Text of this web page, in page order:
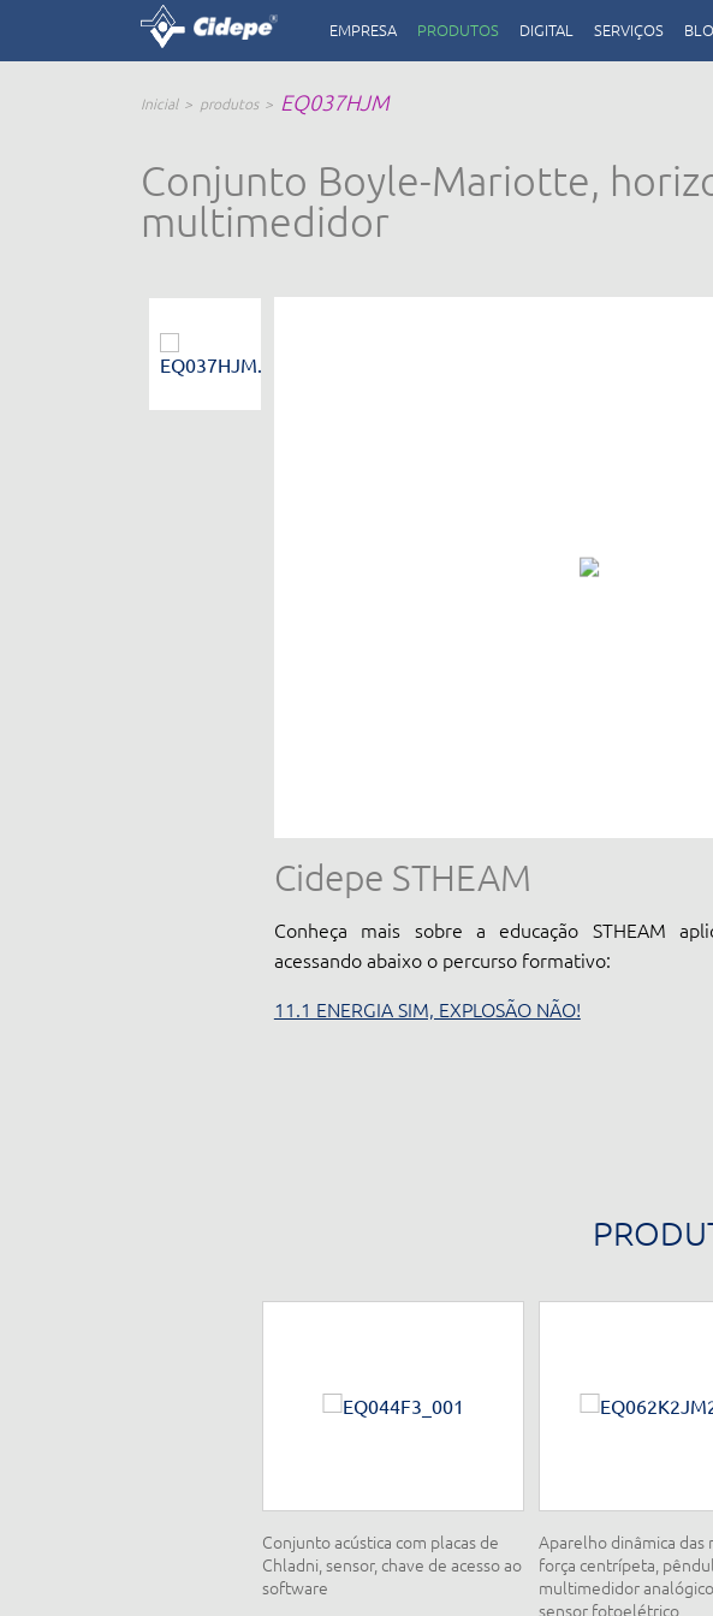
EMPRESA PRODUTOS DIGITAL SERVIÇOS
Inicial produtos EQ037HJM
Conjunto Boyle-Mariotte,
multimedidor
Cidepe STHEAM
Conheça mais sobre a educação STHEAM
acessando abaixo o percurso formativo:
11.1 ENERGIA SIM, EXPLOSÃO NÃO!
Conjunto acústica com placas de
Chladni, sensor, chave de acesso ao
software
Aparelho dinâmica das
força centrípeta,
multimedidor
sensor fotoelétrico